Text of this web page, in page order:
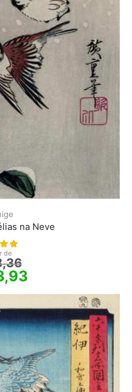
na Neve
de